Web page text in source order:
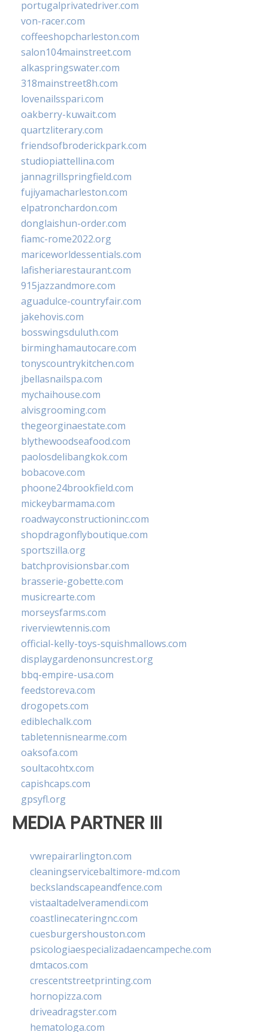
portugalprivatedriver.com
von-racer.com
coffeeshopcharleston.com
salon104mainstreet.com
alkaspringswater.com
318mainstreet8h.com
lovenailsspari.com
oakberry-kuwait.com
quartzliterary.com
friendsofbroderickpark.com
studiopiattellina.com
jannagrillspringfield.com
fujiyamacharleston.com
elpatronchardon.com
donglaishun-order.com
fiamc-rome2022.org
mariceworldessentials.com
lafisheriarestaurant.com
915jazzandmore.com
aguadulce-countryfair.com
jakehovis.com
bosswingsduluth.com
birminghamautocare.com
tonyscountrykitchen.com
jbellasnailspa.com
mychaihouse.com
alvisgrooming.com
thegeorginaestate.com
blythewoodseafood.com
paolosdelibangkok.com
bobacove.com
phoone24brookfield.com
mickeybarmama.com
roadwayconstructioninc.com
shopdragonflyboutique.com
sportszilla.org
batchprovisionsbar.com
brasserie-gobette.com
musicrearte.com
morseysfarms.com
riverviewtennis.com
official-kelly-toys-squishmallows.com
displaygardenonsuncrest.org
bbq-empire-usa.com
feedstoreva.com
drogopets.com
ediblechalk.com
tabletennisnearme.com
oaksofa.com
soultacohtx.com
capishcaps.com
gpsyfl.org
MEDIA PARTNER III
vwrepairarlington.com
cleaningservicebaltimore-md.com
beckslandscapeandfence.com
vistaaltadelveramendi.com
coastlinecateringnc.com
cuesburgershouston.com
psicologiaespecializadaencampeche.com
dmtacos.com
crescentstreetprinting.com
hornopizza.com
driveadragster.com
hematologa.com